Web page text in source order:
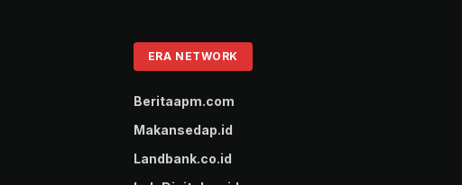
ERA NETWORK
Beritaapm.com
Makansedap.id
Landbank.co.id